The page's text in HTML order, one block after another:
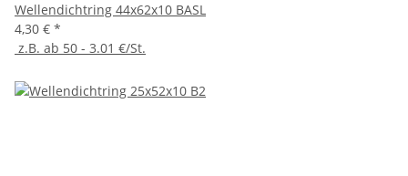
Wellendichtring 44x62x10 BASL
4,30 € *
z.B. ab 50 - 3.01 €/St.